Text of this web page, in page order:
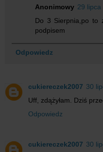
Anonimowy 29 lipca
Do 3 Sierpnia,po to
podpisem
Odpowiedz
cukiereczek2007 30
Uff, zdążyłam. Dziś
Odpowiedz
cukiereczek2007 30